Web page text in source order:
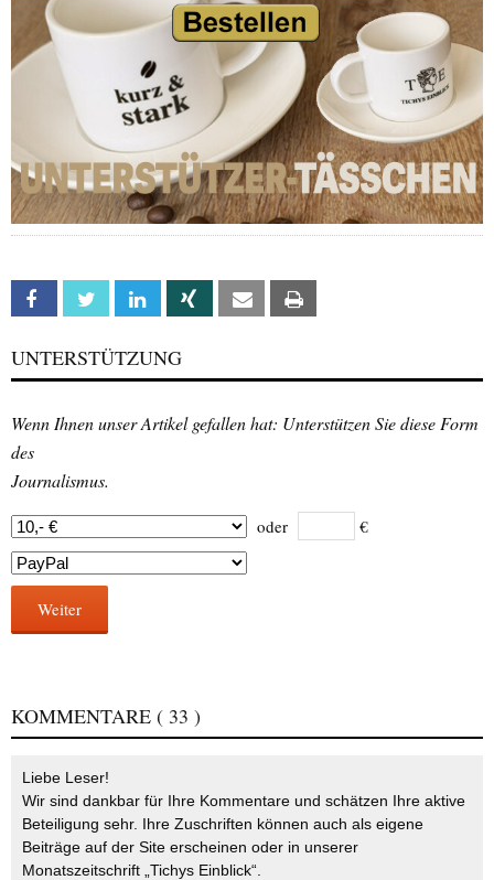
Facebook Twitter Linkedin Xing Email
UNTERSTÜTZUNG
Wenn Ihnen unser Artikel gefallen hat: Unterstützen Sie diese Form
des
Journalismus.
oder €
Weiter
KOMMENTARE ( 33 )
Liebe Leser!
Wir sind dankbar für Ihre Kommentare und schätzen Ihre aktive
Beteiligung sehr. Ihre Zuschriften können auch als eigene
Beiträge auf der Site erscheinen oder in unserer
Monatszeitschrift „Tichys Einblick“.